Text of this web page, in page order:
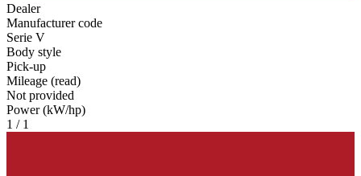
Dealer
Manufacturer code
Serie V
Body style
Pick-up
Mileage (read)
Not provided
Power (kW/hp)
1 / 1